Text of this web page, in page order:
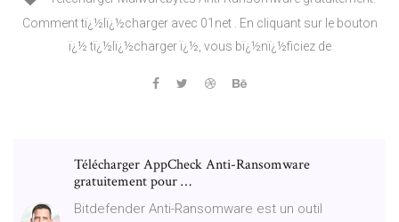
Comment tï¿½lï¿½charger avec 01net . En cliquant sur le bouton
ï¿½ tï¿½lï¿½charger ï¿½, vous bï¿½nï¿½ficiez de
Télécharger AppCheck Anti-Ransomware
gratuitement pour …
Bitdefender Anti-Ransomware est un outil